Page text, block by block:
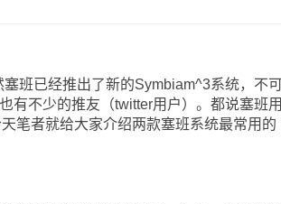
已经推出了新的Symbiam^3系统，不
有不少的推友（twitter用户）。都说塞班
笔者就给大家介绍两款塞班系统最常用的